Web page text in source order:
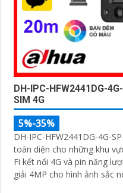
DH-IPC-HFW2441DG-
SIM 4G
5%-35%
DH-IPC-HFW2441DG-4G-
toàn diện cho những khu
Fi kết nối 4G và pin năng lượng mặt trời.
giải 4MP cho hình ảnh sắc